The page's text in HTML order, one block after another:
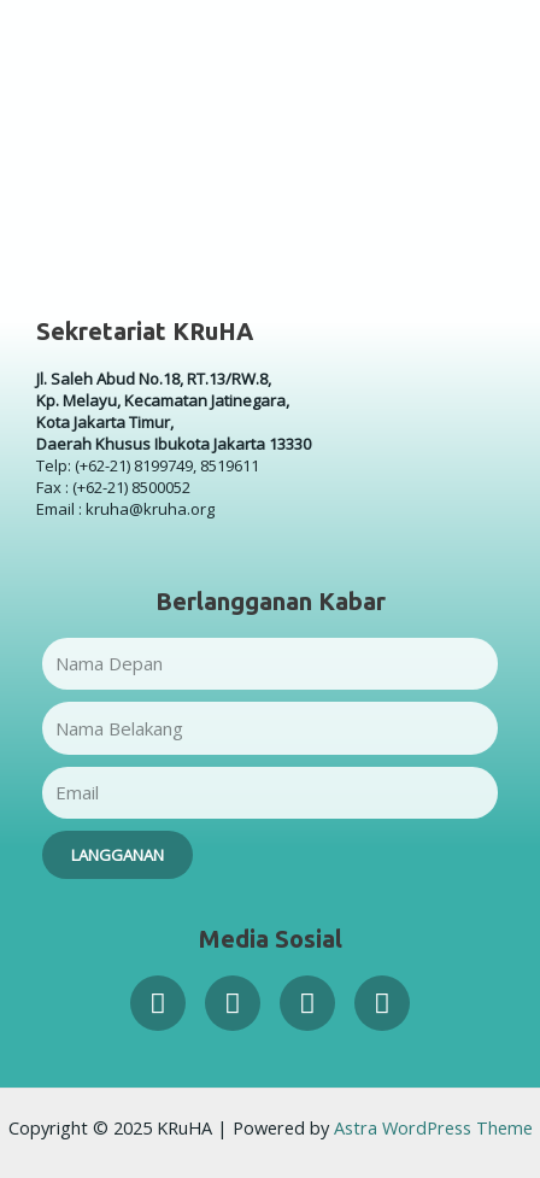
Sekretariat KRuHA
Jl. Saleh Abud No.18, RT.13/RW.8,
Kp. Melayu, Kecamatan Jatinegara,
Kota Jakarta Timur,
Daerah Khusus Ibukota Jakarta 13330
Telp: (+62-21) 8199749, 8519611
Fax : (+62-21) 8500052
Email : kruha@kruha.org
Berlangganan Kabar
Name
Name
Email
LANGGANAN
Media Sosial
Facebook-
f
TwitterInstagramYoutube
Copyright © 2025 KRuHA | Powered byAstra WordPress Theme